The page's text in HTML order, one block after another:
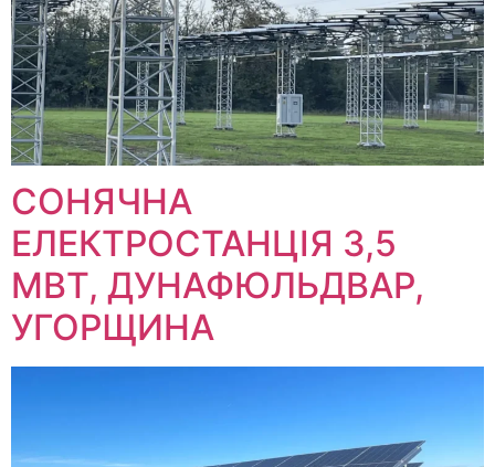
СОНЯЧНА
ЕЛЕКТРОСТАНЦІЯ 3,5
МВТ, ДУНАФЮЛЬДВАР,
УГОРЩИНА